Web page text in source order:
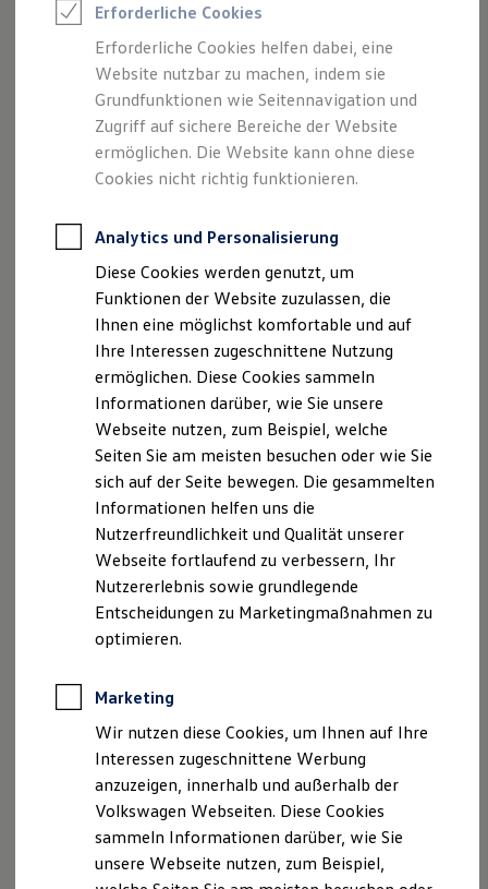
Digitaler Marktplatz
Kauf & Finanzierung
Online-Fahrzeugbewertung
Aktionen & Angebote
E-Auto-Förderung
Für Privatkunden
Für Gewerbekunden
Profi Paket
TopDeal
Zertifizierte Gebrauchtwagen
Für Privatkunden
Für Gewerbekunden
Leasing
Für Privatkunden
Für Gewerbekunden
Versicherungen & Garantien
Garantien
Kfz-Versicherung für Nutzfahrzeuge
Restschuldversicherung
Wartungsverträge
Besitzer & Service
Reparatur & Service
Sommer-Special
Reparatur, Pflege & Inspektion
Servicetermin anfragen
Service-Vorteile bei Volkswagen Nutzfahrzeuge
ServicePlus
Economy Service
Räder & Reifen Service
Ersatzfahrzeuge
Software, Konnektivität & Apps
California App
VW Connect für Ihren ID. Buzz
VW Connect für Ihren Transporter/Caravelle
VW Connect für Ihren Amarok
VW Connect für andere Modelle
Connect Pro
Fleet Interface Data
Multistop Pathfinder
Übersicht Software Updates
Hilfreiches für Besitzer
Erforderliche Cookies
Erforderliche Cookies helfen dabei, eine
Website nutzbar zu machen, indem sie
Grundfunktionen wie Seitennavigation und
Zugriff auf sichere Bereiche der Website
ermöglichen. Die Website kann ohne diese
Cookies nicht richtig funktionieren.
Analytics und Personalisierung
Diese Cookies werden genutzt, um
Funktionen der Website zuzulassen, die
Ihnen eine möglichst komfortable und auf
Ihre Interessen zugeschnittene Nutzung
ermöglichen. Diese Cookies sammeln
Informationen darüber, wie Sie unsere
Webseite nutzen, zum Beispiel, welche
Seiten Sie am meisten besuchen oder wie Sie
sich auf der Seite bewegen. Die gesammelten
Informationen helfen uns die
Nutzerfreundlichkeit und Qualität unserer
Webseite fortlaufend zu verbessern, Ihr
Nutzererlebnis sowie grundlegende
Entscheidungen zu Marketingmaßnahmen zu
optimieren.
Marketing
Wir nutzen diese Cookies, um Ihnen auf Ihre
Interessen zugeschnittene Werbung
anzuzeigen, innerhalb und außerhalb der
Volkswagen Webseiten. Diese Cookies
sammeln Informationen darüber, wie Sie
unsere Webseite nutzen, zum Beispiel,